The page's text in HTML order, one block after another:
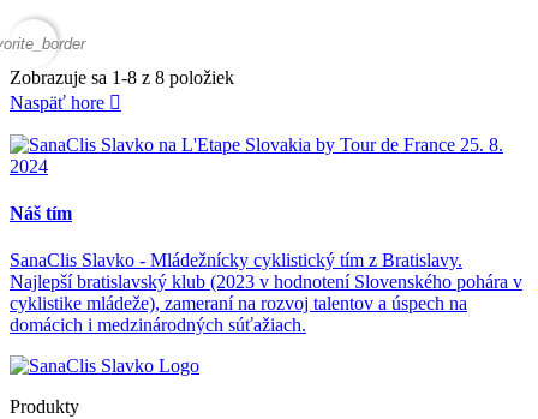
Zobrazuje sa 1-8 z 8 položiek
Naspäť hore 
Náš tím
SanaClis Slavko - Mládežnícky cyklistický tím z Bratislavy.
Najlepší bratislavský klub (2023 v hodnotení Slovenského pohára v
cyklistike mládeže), zameraní na rozvoj talentov a úspech na
domácich i medzinárodných súťažiach.
Produkty